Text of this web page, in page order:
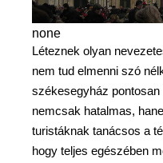
none
Léteznek olyan
nem tud elmenni szó
székesegyház
nemcsak hatalmas,
turistáknak tanácsos a
hogy teljes egészében